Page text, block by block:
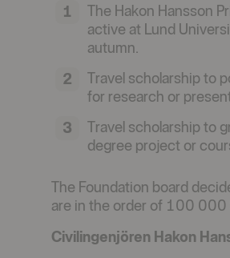
The Hakon Hansson
active at Lund
autumn.
Travel scholarship to
for research or
Travel scholarship to
degree project or
The Foundation board
are in the order of 100 000
Civilingenjören Hakon